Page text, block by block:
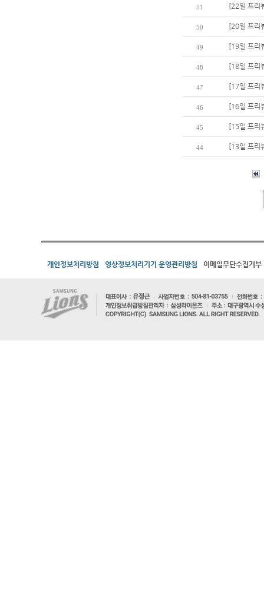
51 [22일 프리
50 [20일 프리
49 [19일 프리
48 [18일 프리
47 [17일 프리
46 [16일 프리
45 [15일 프리
44 [13일 프리
개인정보처리방침 영상정보처리기기 운영관리방침 이메일무단수집거부